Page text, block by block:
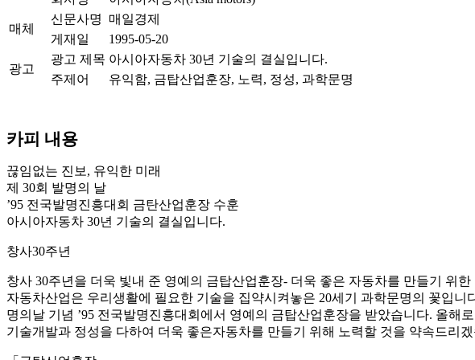
매체
신문사명
매일경제
게재일
1995-05-20
광고
광고 제목 아시아자동차 30년 기술의 결실입니다.
주제어
유익함, 금탑산업훈장, 노력, 정성, 과학문명
카피 내용
끊임없는 진보, 유익한 미래
제 30회 발명의 날
’95 전국발명진흥대회 금탄산업훈장 수훈
아시아자동차 30년 기술의 결실입니다.
창사30주년
창사 30주년을 더욱 빛내 준 영예의 금탑산업훈장- 더욱 좋은 자동차를 만들기 위
자동차산업은 우리생활에 필요한 기술을 집약시켜놓은 20세기 과학문명의 꽃입
명의날 기념 ’95 전국발명진흥대회에서 영예의 금탑산업훈장을 받았습니다. 올
기술개발과 정성을 다하여 더욱 좋은자동차를 만들기 위해 노력할 것을 약속드리